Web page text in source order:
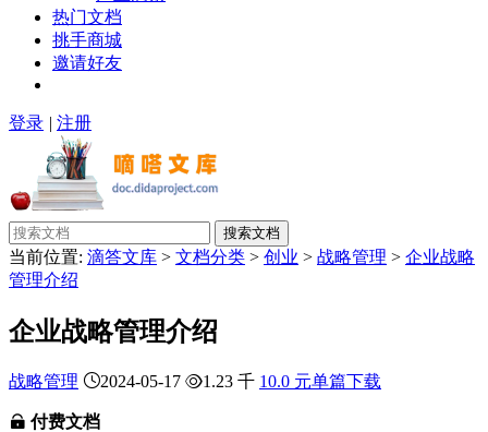
热门文档
挑手商城
邀请好友
登录 | 注册
搜索文档
当前位置: 滴答文库 > 文档分类 > 创业 > 战略管理 > 企业战略
管理介绍
企业战略管理介绍
战略管理 2024-05-17 1.23 千 10.0 元单篇下载
付费文档